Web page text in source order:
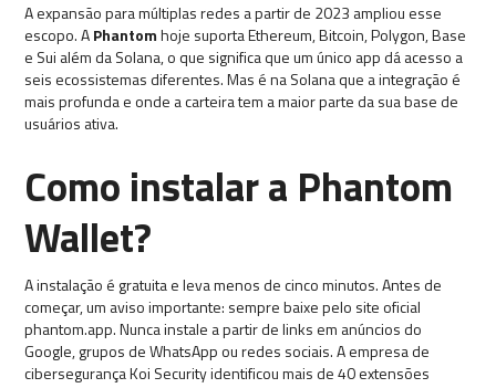
A expansão para múltiplas redes a partir de 2023 ampliou esse
escopo. APhantomhoje suporta Ethereum, Bitcoin, Polygon, Base
e Sui além da Solana, o que significa que um único app dá acesso a
seis ecossistemas diferentes. Mas é na Solana que a integração é
mais profunda e onde a carteira tem a maior parte da sua base de
usuários ativa.
Como instalar a Phantom
Wallet?
A instalação é gratuita e leva menos de cinco minutos. Antes de
começar, um aviso importante: sempre baixe pelo site oficial
phantom.app. Nunca instale a partir de links em anúncios do
Google, grupos de WhatsApp ou redes sociais. A empresa de
cibersegurança Koi Security identificou mais de 40 extensões